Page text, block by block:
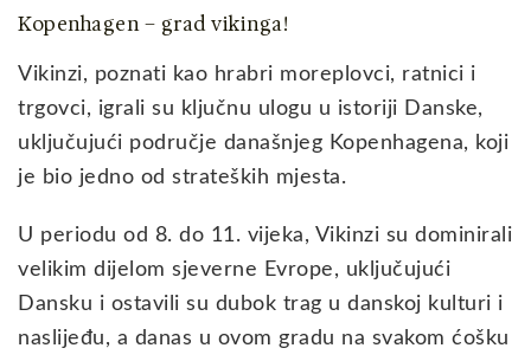
Kopenhagen – grad vikinga!
Vikinzi, poznati kao hrabri moreplovci, ratnici i
trgovci, igrali su ključnu ulogu u istoriji Danske,
uključujući područje današnjeg Kopenhagena, koji
je bio jedno od strateških mjesta.
U periodu od 8. do 11. vijeka, Vikinzi su dominirali
velikim dijelom sjeverne Evrope, uključujući
Dansku i ostavili su dubok trag u danskoj kulturi i
naslijeđu, a danas u ovom gradu na svakom ćošku